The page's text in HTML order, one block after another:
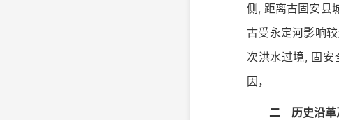
侧, 距离古固安县
古受永定河影响
次洪水过境, 固安
因，
二 历史沿革